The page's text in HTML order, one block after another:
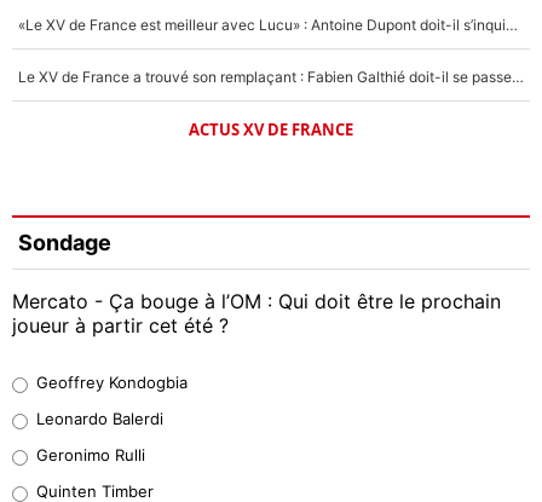
«Le XV de France est meilleur avec Lucu» : Antoine Dupont doit-il s’inquiéter pour sa place ?
Le XV de France a trouvé son remplaçant : Fabien Galthié doit-il se passer d'Antoine Dupont ?
ACTUS XV DE FRANCE
Sondage
Mercato - Ça bouge à l’OM : Qui doit être le prochain
joueur à partir cet été ?
38%
32%
Geoffrey Kondogbia
Leonardo Balerdi
Geronimo Rulli
Quinten Timber